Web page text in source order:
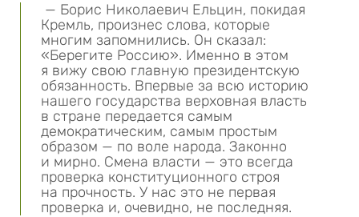
— Борис Николаевич Ельцин, покидая
Кремль, произнес слова, которые
многим запомнились. Он сказал:
«Берегите Россию». Именно в этом
я вижу свою главную президентскую
обязанность. Впервые за всю историю
нашего государства верховная власть
в стране передается самым
демократическим, самым простым
образом — по воле народа. Законно
и мирно. Смена власти — это всегда
проверка конституционного строя
на прочность. У нас это не первая
проверка и, очевидно, не последняя.